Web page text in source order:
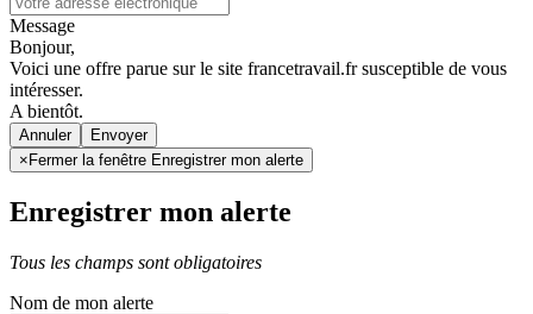
Message
Bonjour,
Voici une offre parue sur le site francetravail.fr susceptible de vous
intéresser.
A bientôt.
Annuler
× Fermer la fenêtre Enregistrer mon alerte
Enregistrer mon alerte
Tous les champs sont obligatoires
Nom de mon alerte